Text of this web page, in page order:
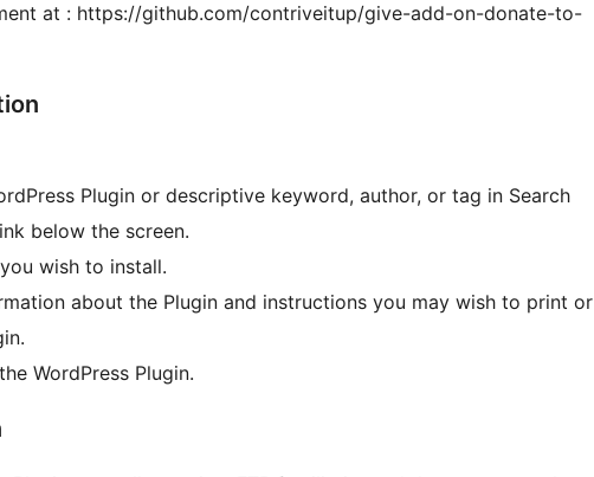
at : https://github.com/contriveitup/give-add-on-donate-to-
Plugin or descriptive keyword, author, or tag in Search
below the screen.
wish to install.
about the Plugin and instructions you may wish to print or
WordPress Plugin.